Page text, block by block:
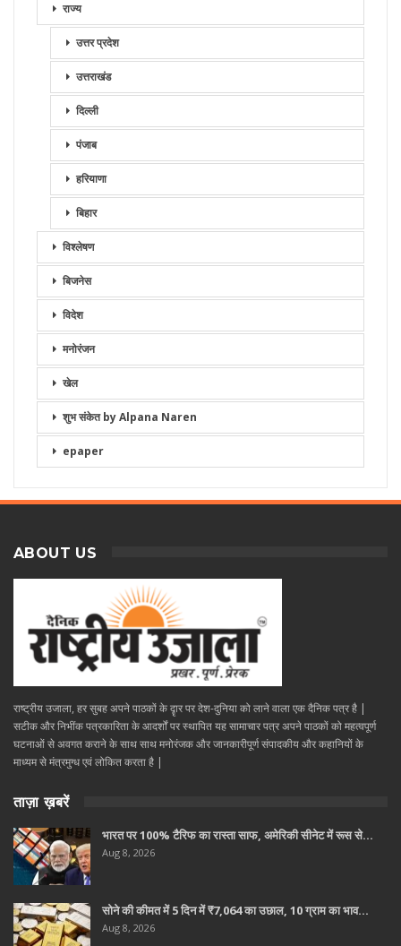
राज्य
उत्तर प्रदेश
उत्तराखंड
दिल्ली
पंजाब
हरियाणा
बिहार
विश्लेषण
बिजनेस
विदेश
मनोरंजन
खेल
शुभ संकेत by Alpana Naren
epaper
ABOUT US
राष्ट्रीय उजाला, हर सुबह अपने पाठकों के दॄार पर देश-दुनिया को लाने वाला एक दैनिक पत्र है |
सटीक और निभींक पत्रकारिता के आदर्शों पर स्थापित यह सामाचार पत्र अपने पाठकों को महत्वपूर्ण
घटनाओं से अवगत कराने के साथ साथ मनोरंजक और जानकारीपूर्ण संपादकीय और कहानियों के
माध्यम से मंत्रमुग्ध एवं लोकित करता है |
ताज़ा ख़बरें
भारत पर 100% टैरिफ का रास्ता साफ, अमेरिकी सीनेट में रूस से…
Aug 8, 2026
सोने की कीमत में 5 दिन में ₹7,064 का उछाल, 10 ग्राम का भाव…
Aug 8, 2026